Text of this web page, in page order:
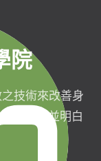
院
技術來改善身
生活，並明白